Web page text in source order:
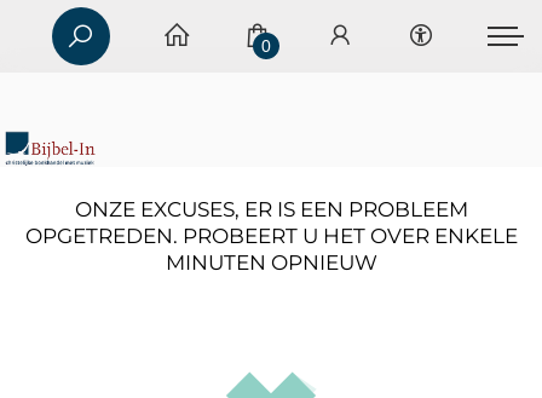
0
ONZE EXCUSES, ER IS EEN PROBLEEM
OPGETREDEN. PROBEERT U HET OVER ENKELE
MINUTEN OPNIEUW